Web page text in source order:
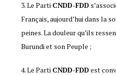
Le Parti CNDD-FDD
Français, aujourd’hui dans la
peines. La douleur qu’ils
Burundi et son Peuple ;
Le Parti CNDD-FDDest